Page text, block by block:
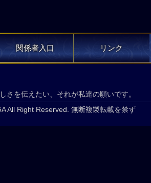
関係者入口 リンク
さを伝えたい、それが私達の願いです。
All Right Reserved. 無断複製転載を禁ず